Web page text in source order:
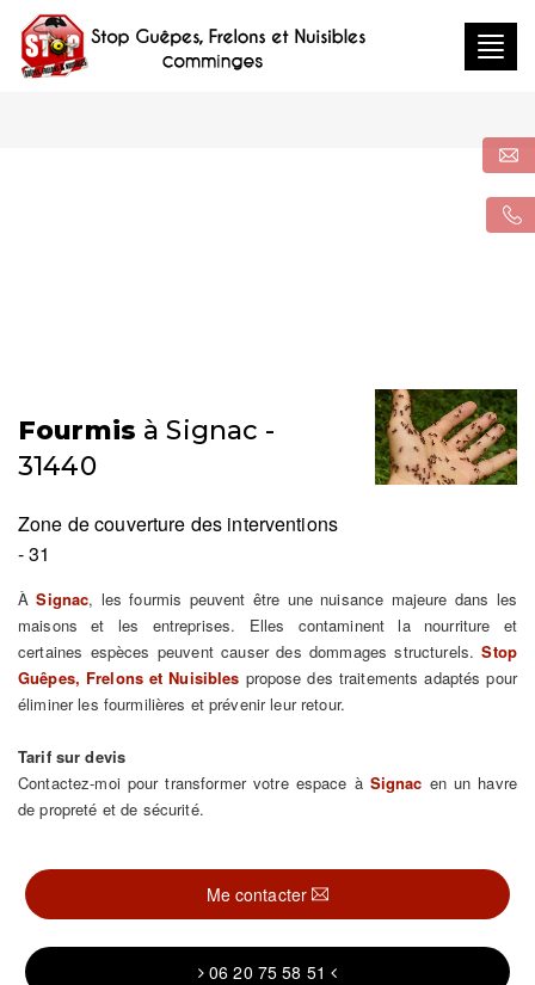
Fourmis à Signac -
31440
Zone de couverture des interventions
- 31
ÀSignac, les fourmis peuvent être une nuisance majeure dans les
maisons et les entreprises. Elles contaminent la nourriture et
certaines espèces peuvent causer des dommages structurels.Stop
Guêpes, Frelons et Nuisibles propose des traitements adaptés pour
éliminer les fourmilières et prévenir leur retour.
Tarif sur devis
Contactez-moi pour transformer votre espace à Signac en un havre
de propreté et de sécurité.
Me contacter
06 20 75 58 51